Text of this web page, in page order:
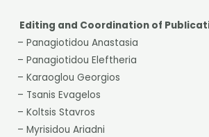
Editing and Coordination of
– Panagiotidou Anastasia
– Panagiotidou Eleftheria
– Karaoglou Georgios
– Tsanis Evagelos
– Koltsis Stavros
– Myrisidou Ariadni